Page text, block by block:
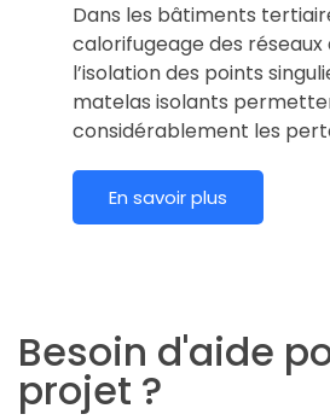
Dans les bâtiments
calorifugeage des
l’isolation des points
matelas isolants
considérablement les
En savoir plus
Besoin d'aide
projet ?